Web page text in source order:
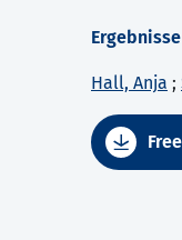
Hall, Anja ;